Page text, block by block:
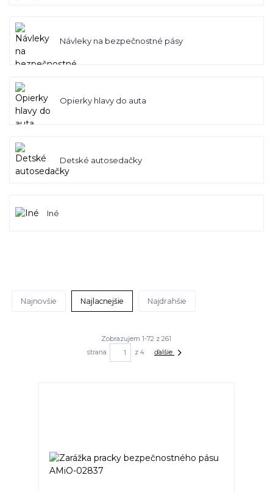
Návleky na bezpečnostné pásy
Opierky hlavy do auta
Detské autosedačky
Iné
Najnovšie Najlacnejšie Najdrahšie
Zobrazujem 1-72 z 261
strana
z 4 ďalšie